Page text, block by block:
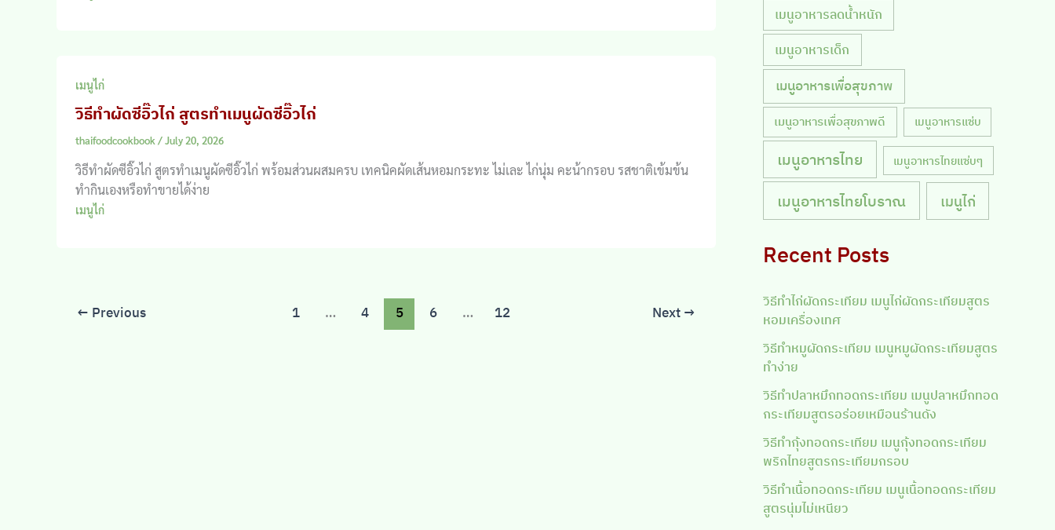
เมนูไก่
วิธีทำผัดซีอิ๊วไก่ สูตรทำเมนูผัดซีอิ๊วไก่
thaifoodcookbook/July 20, 2026
วิธีทำผัดซีอิ๊วไก่ สูตรทำเมนูผัดซีอิ๊วไก่ พร้อมส่วนผสมครบ เทคนิคผัดเส้นหอมกระทะ ไม่เละ ไก่นุ่ม คะน้ากรอบ รสชาติเข้มข้น
ทำกินเองหรือทำขายได้ง่าย
เมนูไก่
← Previous 1 … 4 5 6 … 12 Next →
เมนูอาหารลดน้ำหนัก
เมนูอาหารเด็ก
เมนูอาหารเพื่อสุขภาพ
เมนูอาหารเพื่อสุขภาพดี เมนูอาหารแซ่บ
เมนูอาหารไทย เมนูอาหารไทยแซ่บๆ
เมนูอาหารไทยโบราณ เมนูไก่
Recent Posts
วิธีทำไก่ผัดกระเทียม เมนูไก่ผัดกระเทียมสูตร
หอมเครื่องเทศ
วิธีทำหมูผัดกระเทียม เมนูหมูผัดกระเทียมสูตร
ทำง่าย
วิธีทำปลาหมึกทอดกระเทียม เมนูปลาหมึกทอด
กระเทียมสูตรอร่อยเหมือนร้านดัง
วิธีทำกุ้งทอดกระเทียม เมนูกุ้งทอดกระเทียม
พริกไทยสูตรกระเทียมกรอบ
วิธีทำเนื้อทอดกระเทียม เมนูเนื้อทอดกระเทียม
สูตรนุ่มไม่เหนียว